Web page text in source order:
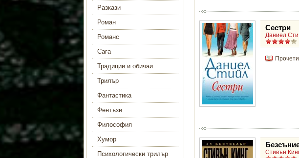
Разкази
Роман
Романс
Сага
Традиции и обичаи
Трилър
Фантастика
Фентъзи
Философия
Хумор
Психологически трилър
Сестри
Даниел
Стивън